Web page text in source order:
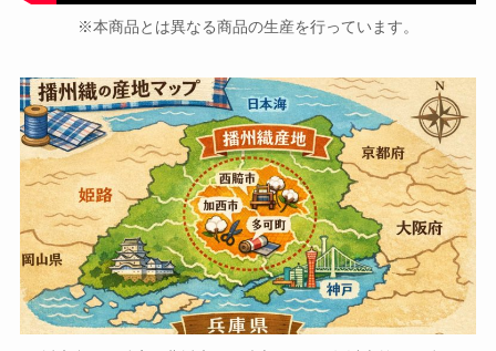
※本商品とは異なる商品の生産を行っています。